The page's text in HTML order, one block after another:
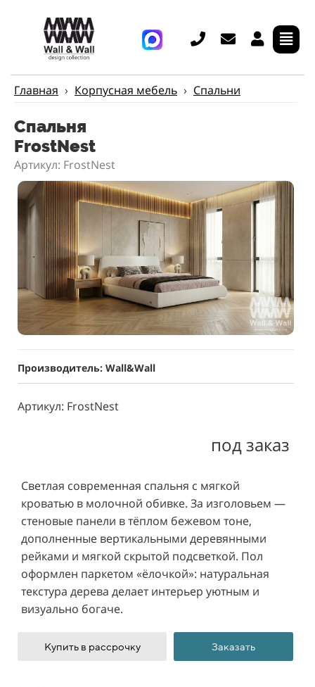
Главная › Корпусная мебель › Спальни
Спальня
FrostNest
Артикул: FrostNest
Производитель: Wall&Wall
Артикул: FrostNest
под заказ
Светлая современная спальня с мягкой
кроватью в молочной обивке. За изголовьем —
стеновые панели в тёплом бежевом тоне,
дополненные вертикальными деревянными
рейками и мягкой скрытой подсветкой. Пол
оформлен паркетом «ёлочкой»: натуральная
текстура дерева делает интерьер уютным и
визуально богаче.
Купить в рассрочку Заказать